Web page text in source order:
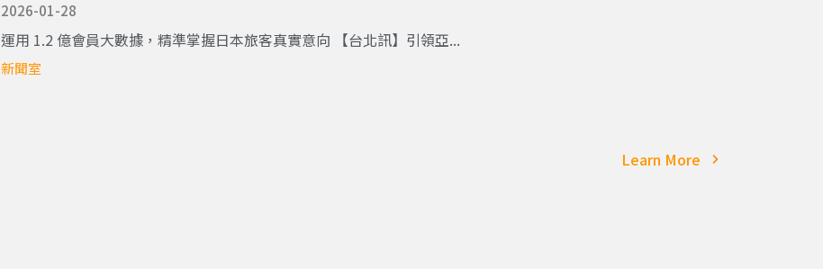
2026-01-28
運用 1.2 億會員大數據，精準掌握日本旅客真實意向 【台北訊】引領亞...
新聞室
Learn More